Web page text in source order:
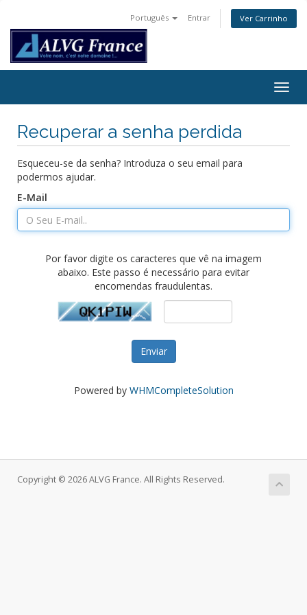
Português Entrar Ver Carrinho
Recuperar a senha perdida
Esqueceu-se da senha? Introduza o seu email para
podermos ajudar.
E-Mail
Por favor digite os caracteres que vê na imagem
abaixo. Este passo é necessário para evitar
encomendas fraudulentas.
Enviar
Powered by WHMCompleteSolution
Copyright © 2026 ALVG France. All Rights Reserved.